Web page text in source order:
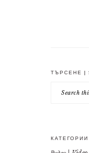
ТЪРСЕНЕ |
this
КАТЕГОРИИ